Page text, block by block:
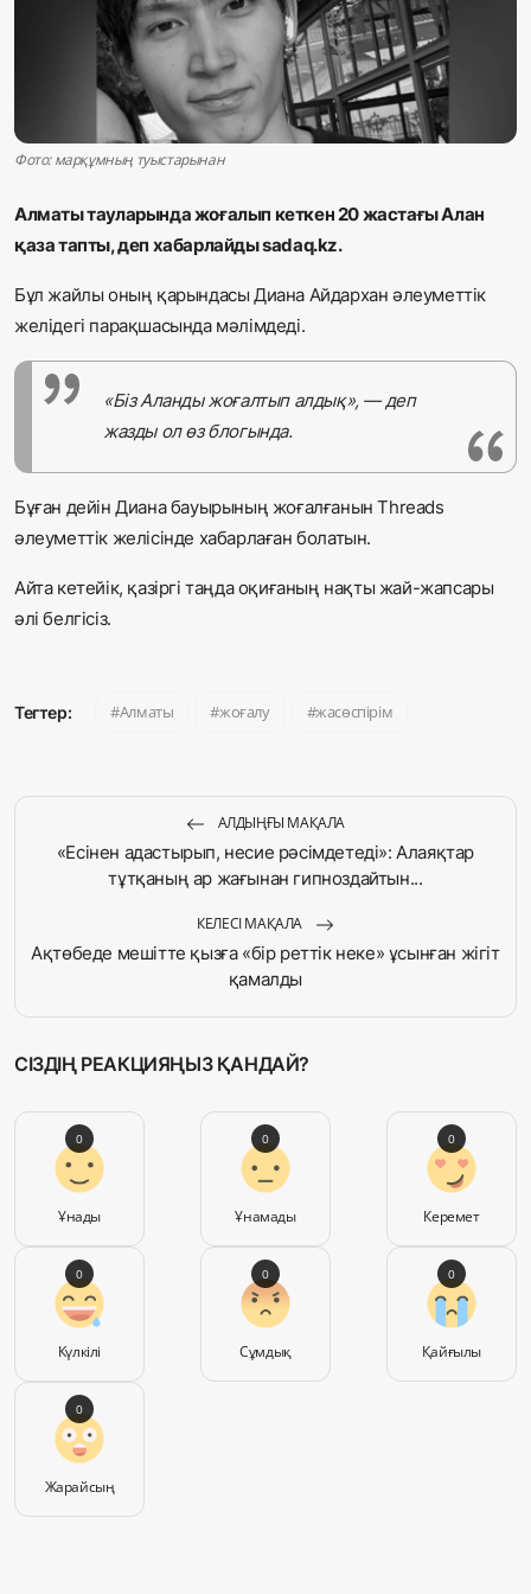
Жаңалықтар
Спорт
Журналистік зерттеу
Қазақ тілі
Фото: марқұмның туыстарынан
Алматы тауларында жоғалып кеткен 20 жастағы Алан
қаза тапты, деп хабарлайды sadaq.kz.
Бұл жайлы оның қарындасы Диана Айдархан әлеуметтік
желідегі парақшасында мәлімдеді.
«Біз Аланды жоғалтып алдық», — деп
жазды ол өз блогында.
Бұған дейін Диана бауырының жоғалғанын Threads
әлеуметтік желісінде хабарлаған болатын.
Айта кетейік, қазіргі таңда оқиғаның нақты жай-жапсары
әлі белгісіз.
Тегтер: Алматы жоғалу жасөспірім
АЛДЫҢҒЫ МАҚАЛА
«Есінен адастырып, несие рәсімдетеді»: Алаяқтар
тұтқаның ар жағынан гипноздайтын...
КЕЛЕСІ МАҚАЛА
Ақтөбеде мешітте қызға «бір реттік некe» ұсынған жігіт
қамалды
СІЗДІҢ РЕАКЦИЯҢЫЗ ҚАНДАЙ?
Ұнады
0
Ұнамады
0
Керемет
0
Күлкілі
0
Сұмдық
0
Қайғылы
0
Жарайсың
0